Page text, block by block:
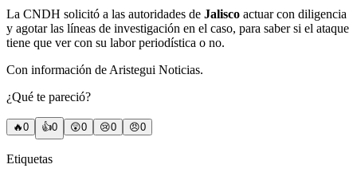
La CNDH solicitó a las autoridades de Jalisco actuar con diligencia
y agotar las líneas de investigación en el caso, para saber si el ataque
tiene que ver con su labor periodística o no.
Con información de Aristegui Noticias.
¿Qué te pareció?
🔥0 👍0 😲0 😢0 😠0
Etiquetas